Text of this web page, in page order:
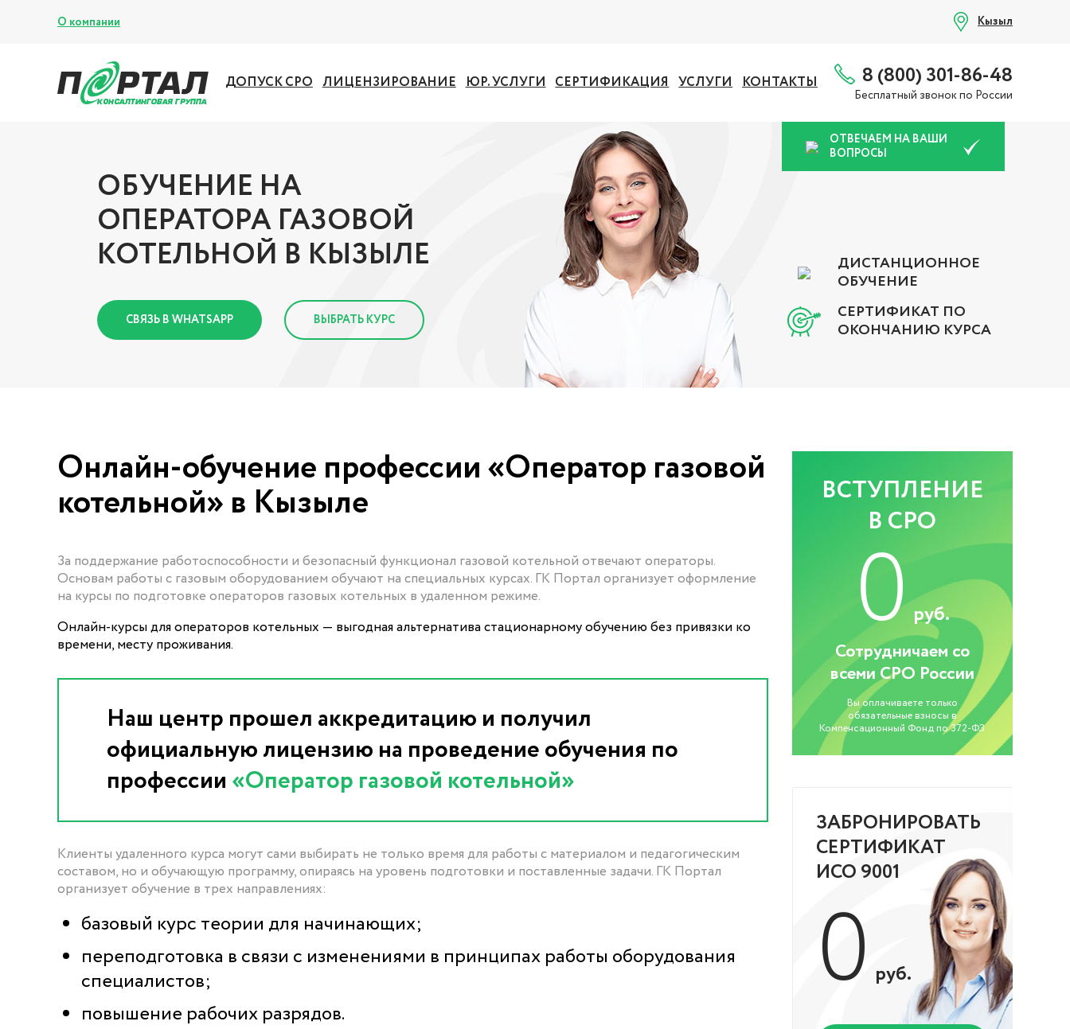
О компании Кызыл
ДОПУСК СРО ЛИЦЕНЗИРОВАНИЕ ЮР. УСЛУГИ СЕРТИФИКАЦИЯ УСЛУГИ КОНТАКТЫ 8 (800) 301-86-48
Бесплатный звонок по России
ОТВЕЧАЕМ НА ВАШИ
ВОПРОСЫ
ОБУЧЕНИЕ НА
ОПЕРАТОРА ГАЗОВОЙ
КОТЕЛЬНОЙ В КЫЗЫЛЕ
СВЯЗЬ В WHATSAPP ВЫБРАТЬ КУРС
ДИСТАНЦИОННОЕ
ОБУЧЕНИЕ
СЕРТИФИКАТ ПО
ОКОНЧАНИЮ КУРСА
Онлайн-обучение профессии «Оператор газовой
котельной» в Кызыле
За поддержание работоспособности и безопасный функционал газовой котельной отвечают операторы.
Основам работы с газовым оборудованием обучают на специальных курсах. ГК Портал организует оформление
на курсы по подготовке операторов газовых котельных в удаленном режиме.
Онлайн-курсы для операторов котельных — выгодная альтернатива стационарному обучению без привязки ко
времени, месту проживания.
Наш центр прошел аккредитацию и получил
официальную лицензию на проведение обучения по
профессии «Оператор газовой котельной»
Клиенты удаленного курса могут сами выбирать не только время для работы с материалом и педагогическим
составом, но и обучающую программу, опираясь на уровень подготовки и поставленные задачи. ГК Портал
организует обучение в трех направлениях:
базовый курс теории для начинающих;
переподготовка в связи с изменениями в принципах работы оборудования
специалистов;
повышение рабочих разрядов.
ВСТУПЛЕНИЕ
В СРО
0руб.
Сотрудничаем со
всеми СРО России
Вы оплачиваете только
обязательные взносы в
Компенсационный Фонд по 372-ФЗ
ЗАБРОНИРОВАТЬ
СЕРТИФИКАТ
ИСО 9001
0 руб.